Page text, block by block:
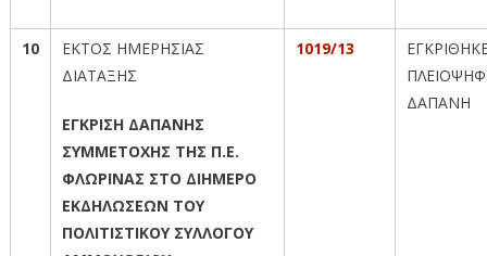
10
ΕΚΤΟΣ ΗΜΕΡΗΣΙΑΣ
ΔΙΑΤΑΞΗΣ
ΕΓΚΡΙΣΗ ΔΑΠΑΝΗΣ
ΣΥΜΜΕΤΟΧΗΣ ΤΗΣ Π.Ε.
ΦΛΩΡΙΝΑΣ ΣΤΟ ΔΙΗΜΕΡΟ
ΕΚΔΗΛΩΣΕΩΝ ΤΟΥ
ΠΟΛΙΤΙΣΤΙΚΟΥ ΣΥΛΛΟΓΟΥ
1019/13
ΔΑΠΑΝΗ